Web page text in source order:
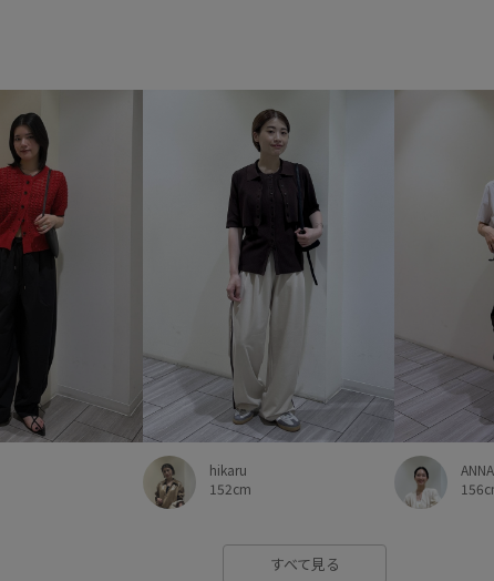
hikaru
152cm
ANNA
すべて見る